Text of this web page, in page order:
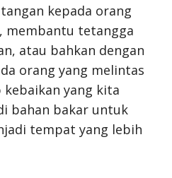
kepada orang
membantu tetangga
atau bahkan dengan
orang yang melintas
yang kita
bahan bakar untuk
tempat yang lebih